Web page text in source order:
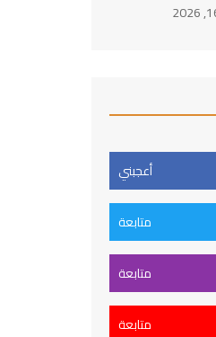
أعجبني
متابعة
متابعة
متابعة